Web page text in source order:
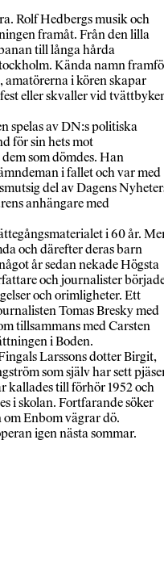
Rolf Hedbergs musik och
framåt. Från den lilla
till långa hårda
Kända namn
i kören skapar
eller skvaller vid
spelas av DN:s politiska
för sin hets mot
som dömdes. Han
i fallet och var med
del av Dagens
anhängare med
i 60 år.
och därefter deras barn
år sedan nekade Högsta
och journalister
och orimligheter. Ett
Tomas Bresky med
tillsammans med Carsten
i Boden.
Larssons dotter Birgit,
som själv har sett
kallades till förhör 1952 och
i skolan. Fortfarande söker
Enbom vägrar dö.
igen nästa sommar.